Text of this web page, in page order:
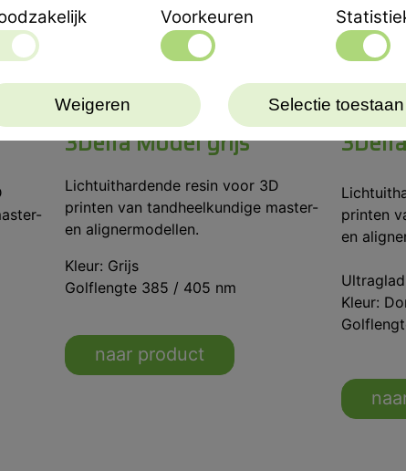
3Delta Model grijs
Lichtuithardende resin voor 3D
printen van tandheelkundige master-
en alignermodellen.
Kleur: Grijs
Golflengte 385 / 405 nm
naar product
printen
en
Kleur:
Voorkeuren
Weigeren Selectie toestaan